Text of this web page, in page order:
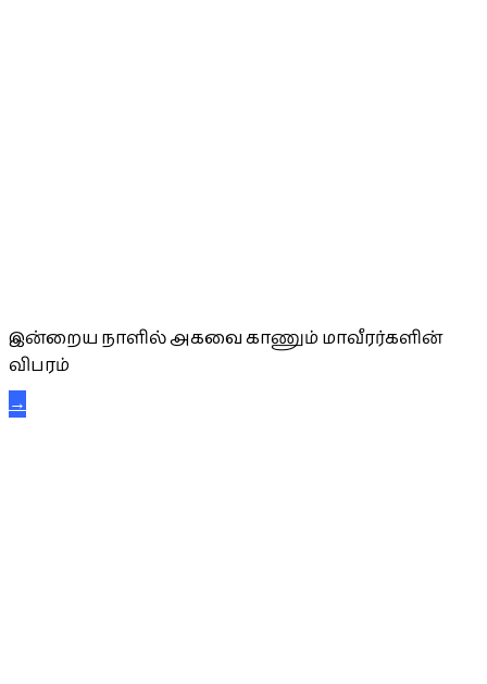
இன்றைய நாளில் அகவை காணும் மாவீரர்களின்
விபரம்
→